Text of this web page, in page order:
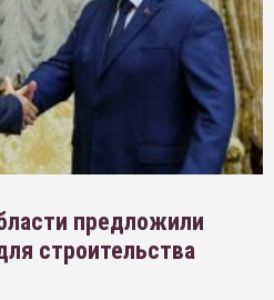
предложили
строительства